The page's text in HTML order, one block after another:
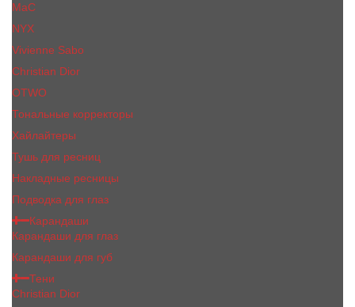
МаС
NYX
Vivienne Sabo
Сhristiаn Diоr
OTWO
Тональные корректоры
Хайлайтеры
Тушь для ресниц
Накладные ресницы
Подводка для глаз
Карандаши
Карандаши для глаз
Карандаши для губ
Тени
Christian Dior